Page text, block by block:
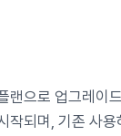
랜으로 업그레이
작되며, 기존 사